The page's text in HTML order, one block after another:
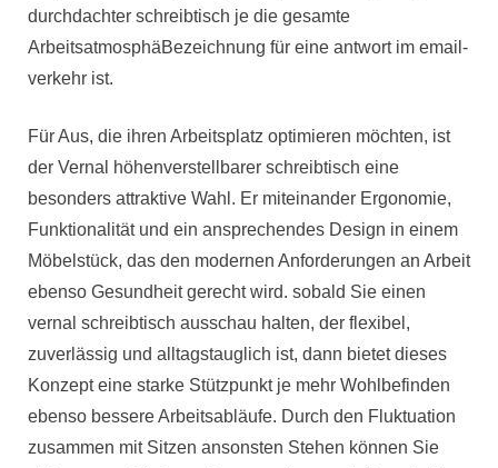
durchdachter schreibtisch je die gesamte
ArbeitsatmosphäBezeichnung für eine antwort im email-
verkehr ist.
Für Aus, die ihren Arbeitsplatz optimieren möchten, ist
der Vernal höhenverstellbarer schreibtisch eine
besonders attraktive Wahl. Er miteinander Ergonomie,
Funktionalität und ein ansprechendes Design in einem
Möbelstück, das den modernen Anforderungen an Arbeit
ebenso Gesundheit gerecht wird. sobald Sie einen
vernal schreibtisch ausschau halten, der flexibel,
zuverlässig und alltagstauglich ist, dann bietet dieses
Konzept eine starke Stützpunkt je mehr Wohlbefinden
ebenso bessere Arbeitsabläufe. Durch den Fluktuation
zusammen mit Sitzen ansonsten Stehen können Sie